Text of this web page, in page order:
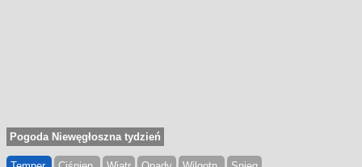
Pogoda Niewęgłoszna tydzień